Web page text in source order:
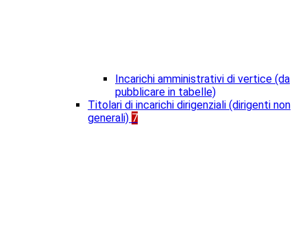
Incarichi amministrativi di vertice (da
pubblicare in tabelle)
Titolari di incarichi dirigenziali (dirigenti non
generali) 7